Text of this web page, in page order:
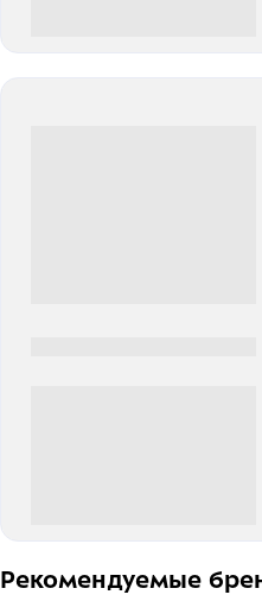
Рекомендуемые